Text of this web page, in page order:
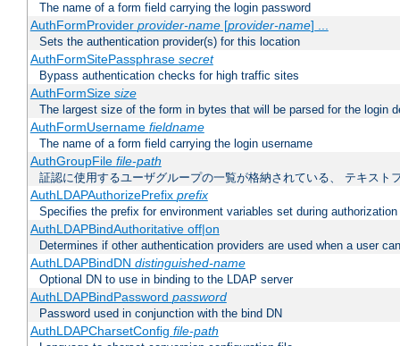
The name of a form field carrying the login password
AuthFormProvider provider-name[provider-name] ...
Sets the authentication provider(s) for this location
AuthFormSitePassphrase secret
Bypass authentication checks for high traffic sites
AuthFormSize size
The largest size of the form in bytes that will be parsed for the login
AuthFormUsername fieldname
The name of a form field carrying the login username
AuthGroupFile file-path
証認に使用するユーザグループの一覧が格納されている、 テキスト
AuthLDAPAuthorizePrefix prefix
Specifies the prefix for environment variables set during authorization
AuthLDAPBindAuthoritative off|on
Determines if other authentication providers are used when a user
AuthLDAPBindDN distinguished-name
Optional DN to use in binding to the LDAP server
AuthLDAPBindPassword password
Password used in conjunction with the bind DN
AuthLDAPCharsetConfig file-path